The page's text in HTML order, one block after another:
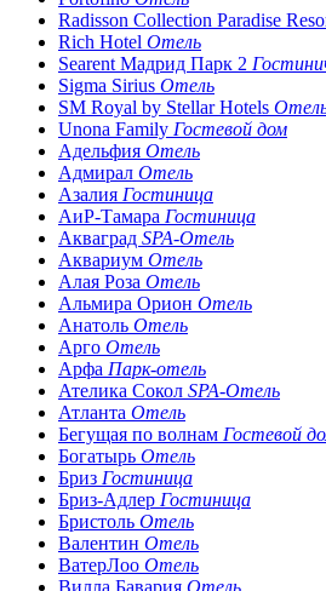
Radisson Collection Paradise
Rich Hotel Отель
Searent Мадрид Парк 2
Sigma Sirius Отель
SM Royal by Stellar Hotels
Unona Family Гостевой дом
Адельфия Отель
Адмирал Отель
Азалия Гостиница
АиР-Тамара Гостиница
Акваград SPA-Отель
Аквариум Отель
Алая Роза Отель
Альмира Орион Отель
Анатоль Отель
Арго Отель
Арфа Парк-отель
Ателика Сокол SPA-Отель
Атланта Отель
Бегущая по волнам Гостевой
Богатырь Отель
Бриз Гостиница
Бриз-Адлер Гостиница
Бристоль Отель
Валентин Отель
ВатерЛоо Отель